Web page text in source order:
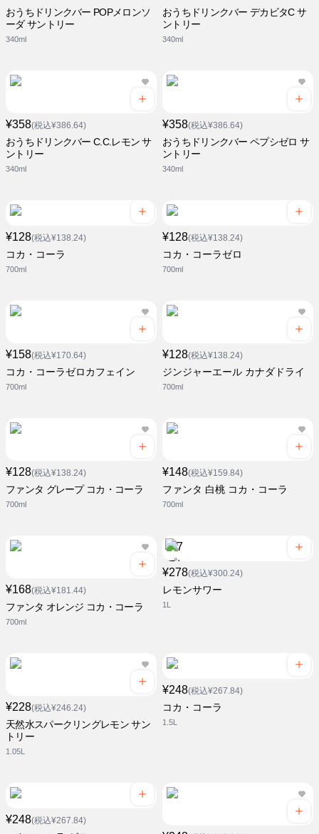
おうちドリンクバー POPメロンソ
ーダ サントリー
340ml
おうちドリンクバー デカビタC サ
ントリー
340ml
¥358(税込¥386.64)
おうちドリンクバー C.C.レモン サ
ントリー
340ml
¥358(税込¥386.64)
おうちドリンクバー ペプシゼロ サ
ントリー
340ml
¥128(税込¥138.24)
コカ・コーラ
700ml
¥128(税込¥138.24)
コカ・コーラゼロ
700ml
¥158(税込¥170.64)
コカ・コーラゼロカフェイン
700ml
¥128(税込¥138.24)
ジンジャーエール カナダドライ
700ml
¥128(税込¥138.24)
ファンタ グレープ コカ・コーラ
700ml
¥148(税込¥159.84)
ファンタ 白桃 コカ・コーラ
700ml
¥168(税込¥181.44)
ファンタ オレンジ コカ・コーラ
700ml
¥278(税込¥300.24)
レモンサワー
1L
¥228(税込¥246.24)
天然水スパークリングレモン サン
トリー
1.05L
¥248(税込¥267.84)
コカ・コーラ
1.5L
¥248(税込¥267.84)